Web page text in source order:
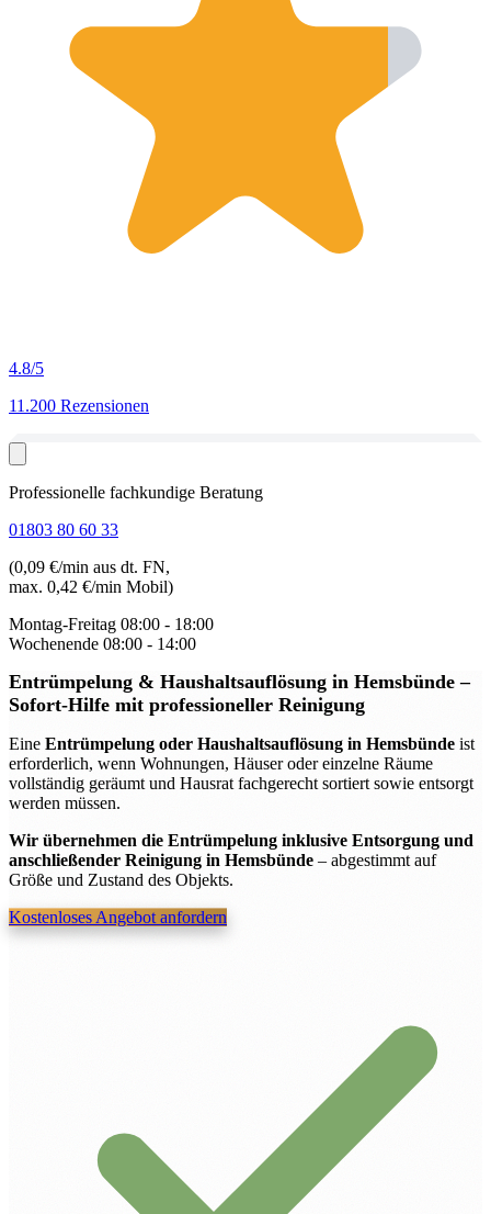
4.8/5
11.200 Rezensionen
Professionelle fachkundige Beratung
01803 80 60 33
(0,09 €/min aus dt. FN,
max. 0,42 €/min Mobil)
Montag-Freitag 08:00 - 18:00
Wochenende 08:00 - 14:00
Entrümpelung & Haushaltsauflösung in Hemsbünde–
Sofort-Hilfe mit professioneller Reinigung
Eine Entrümpelung oder Haushaltsauflösung in Hemsbünde ist
erforderlich, wenn Wohnungen, Häuser oder einzelne Räume
vollständig geräumt und Hausrat fachgerecht sortiert sowie entsorgt
werden müssen.
Wir übernehmen die Entrümpelung inklusive Entsorgung und
anschließender Reinigung in Hemsbünde– abgestimmt auf
Größe und Zustand des Objekts.
Kostenloses Angebot anfordern